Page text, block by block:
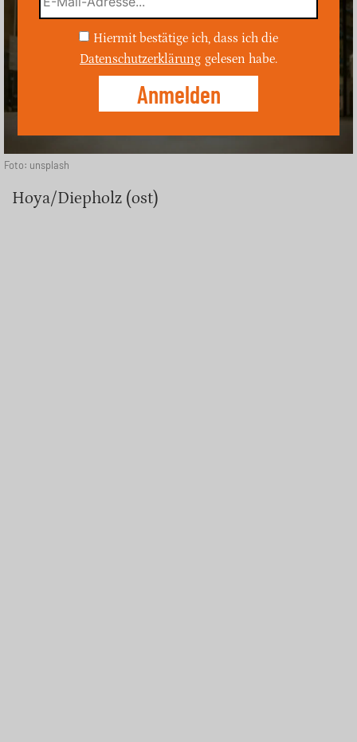
Foto: unsplash
Hoya/Diepholz (ost)
Hiermit bestätige ich, dass ich die
Datenschutzerklärung gelesen habe.